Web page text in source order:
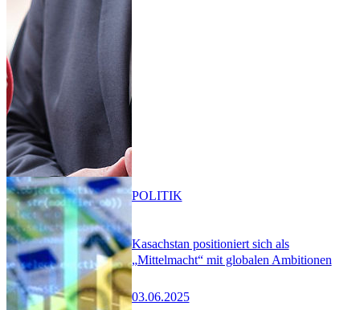
Kasachstan positioniert sich als
„Mittelmacht“ mit globalen Ambitionen
03.06.2025
POLITIK